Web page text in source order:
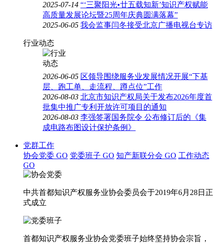
2025-07-14 “‘三聚阳光•廿五载知新’知识产权赋能
高质量发展论坛暨25周年庆典圆满落幕”
2025-06-05 我会监事闫冬接受北京广播电视台专访
行业动态
2026-06-05 区领导围绕服务业发展情况开展“下基
层、跑工单、走流程、蹲点位”工作
2026-08-03 北京市知识产权局关于发布2026年度首
批集中推广专利开放许可项目的通知
2026-08-03 李强签署国务院令 公布修订后的《集
成电路布图设计保护条例》
党群工作
协会党委 GO 党委班子 GO 知产新联分会 GO 工作动态
GO
中共首都知识产权服务业协会委员会于2019年6月28日正
式成立
首都知识产权服务业协会党委班子始终坚持协会宗旨，